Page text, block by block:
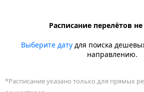
Расписание перелётов
Выберите дату для поиска
направлению.
*Расписание указано только для прямых